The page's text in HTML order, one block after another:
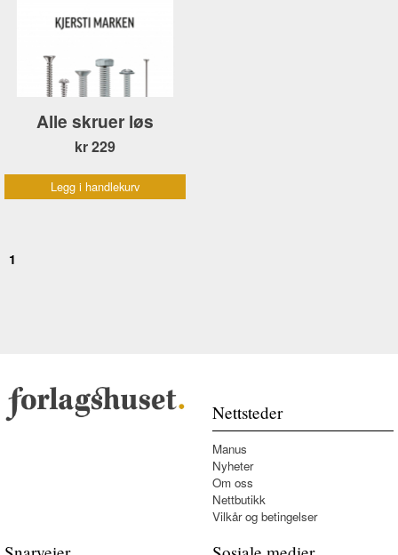
Alle skruer løs
kr 229
Legg i handlekurv
1
Nettsteder
Manus
Nyheter
Om oss
Nettbutikk
Vilkår og betingelser